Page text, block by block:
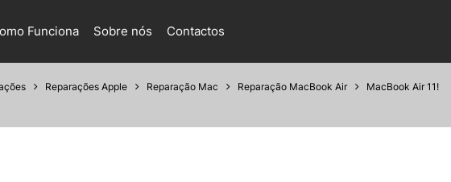
Funciona Sobre nós Contactos
Reparações Apple Reparação Mac Reparação MacBook Air MacBook Air 11!